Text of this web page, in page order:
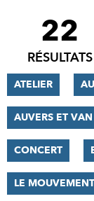
FILTRER
RÉSULTATS
22
RÉSULTATS
ATELIER
AUVERS ET
CONCERT
LE